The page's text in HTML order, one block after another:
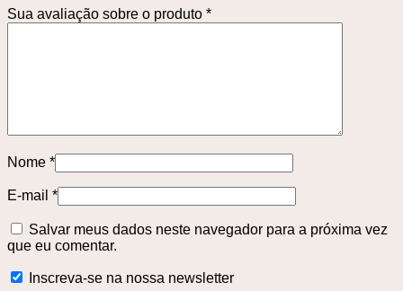
Sua avaliação sobre o produto *
Nome *
E-mail *
Salvar meus dados neste navegador para a próxima vez
que eu comentar.
Inscreva-se na nossa newsletter